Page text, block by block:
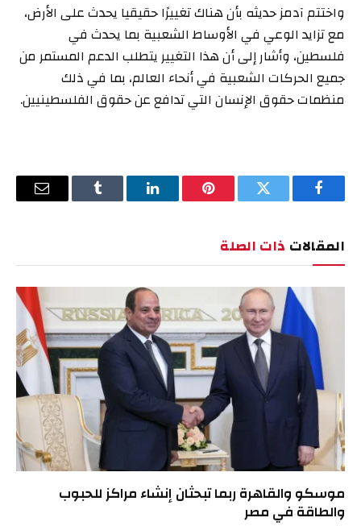
واختتم آدمز حديثه بأن هناك تغييرًا حقيقيا يحدث على الأرض،
مع تزايد الوعي في الأوساط الشعبية بما يحدث في
فلسطين، وأشار إلى أن هذا التغيير يتطلب الدعم المستمر من
جميع الحركات الشعبية في أنحاء العالم، بما في ذلك
منظمات حقوق الإنسان التي تدافع عن حقوق الفلسطينيين.
فيسبوك تويتر بينتيريستلينكدإن Tumblr
البريد
المقالات ذات الصلة
موسكو والقاهرة ربما تبحثان إنشاء مراكز للحبوب
والطاقة في مصر